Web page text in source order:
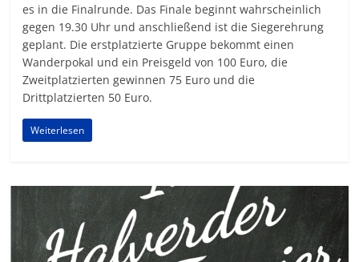
es in die Finalrunde. Das Finale beginnt wahrscheinlich
gegen 19.30 Uhr und anschließend ist die Siegerehrung
geplant. Die erstplatzierte Gruppe bekommt einen
Wanderpokal und ein Preisgeld von 100 Euro, die
Zweitplatzierten gewinnen 75 Euro und die
Drittplatzierten 50 Euro.
Weiterlesen